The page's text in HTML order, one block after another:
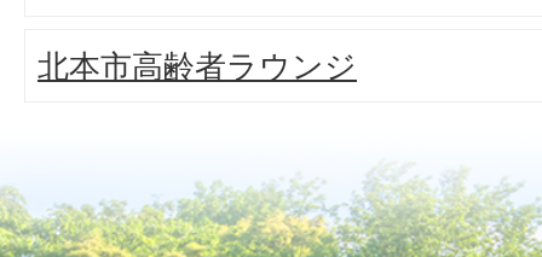
北本市高齢者ラウンジ